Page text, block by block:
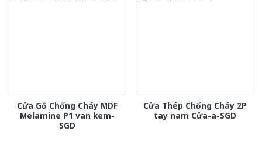
Cửa Gỗ Chống Cháy MDF
Melamine P1 van kem-
SGD
Cửa Thép Chống Cháy 2P
tay nam Cửa-a-SGD